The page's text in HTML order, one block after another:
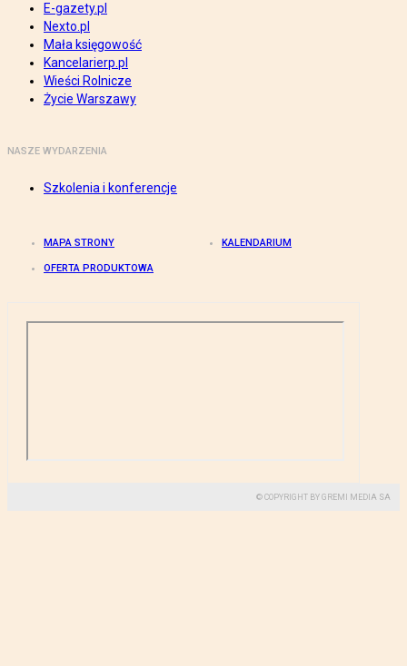
E-gazety.pl
Nexto.pl
Mała księgowość
Kancelarierp.pl
Wieści Rolnicze
Życie Warszawy
NASZE WYDARZENIA
Szkolenia i konferencje
MAPA STRONY KALENDARIUM
OFERTA PRODUKTOWA
© COPYRIGHT BY GREMI MEDIA SA